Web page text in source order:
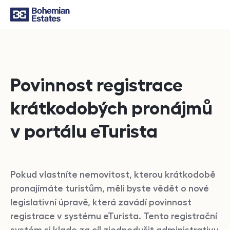
Povinnost registrace
krátkodobých pronájmů
v portálu eTurista
Pokud vlastníte nemovitost, kterou krátkodobě
pronajímáte turistům, měli byste vědět o nové
legislativní úpravě, která zavádí povinnost
registrace v systému eTurista. Tento registrační